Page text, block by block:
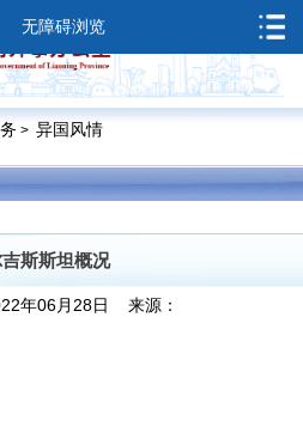
无障碍浏览
> 异国风情
斯斯坦概况
年06月28日 来源：